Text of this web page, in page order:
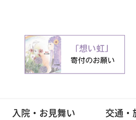
入院・お見舞い 交通・